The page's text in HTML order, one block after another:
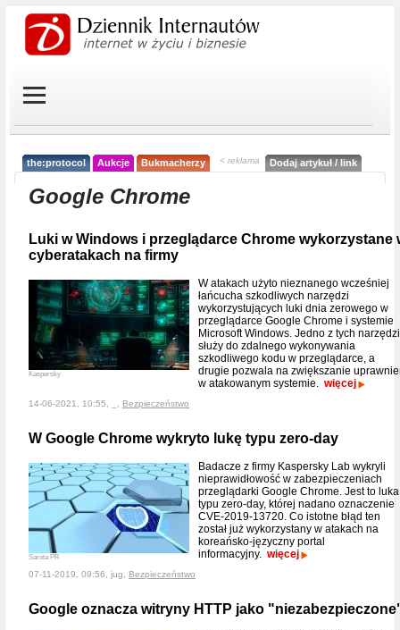
the:protocol Aukcje Bukmacherzy < reklama Dodaj artykuł / link
Google Chrome
Luki w Windows i przeglądarce Chrome wykorzystane
cyberatakach na firmy
Kaspersky
W atakach użyto nieznanego wcześniej
łańcucha szkodliwych narzędzi
wykorzystujących luki dnia zerowego w
przeglądarce Google Chrome i systemie
Microsoft Windows. Jedno z tych narzędzi
służy do zdalnego wykonywania
szkodliwego kodu w przeglądarce, a
drugie pozwala na zwiększanie
w atakowanym systemie. więcej
14-06-2021, 10:55, _, Bezpieczeństwo
W Google Chrome wykryto lukę typu zero-day
Sarota PR
Badacze z firmy Kaspersky Lab wykryli
nieprawidłowość w zabezpieczeniach
przeglądarki Google Chrome. Jest to luka
typu zero-day, której nadano oznaczenie
CVE-2019-13720. Co istotne błąd ten
został już wykorzystany w atakach na
koreańsko-języczny portal
informacyjny. więcej
07-11-2019, 09:56, jug, Bezpieczeństwo
Google oznacza witryny HTTP jako